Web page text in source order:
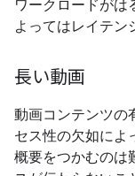
ワークロードがは
よってはレイテン
長い動画
動画コンテンツの
セス性の欠如によ
概要をつかむのは